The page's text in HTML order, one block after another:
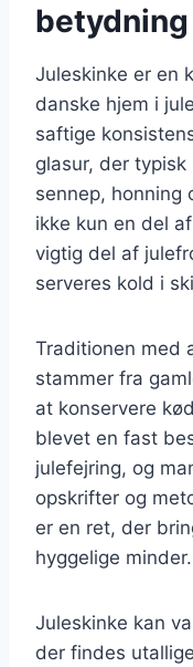
Juleskinke er en
danske hjem i
saftige
glasur, der
sennep, honning
ikke kun en del
vigtig del af
serveres kold i
Traditionen med
stammer fra
at konservere
blevet en fast
julefejring, og
opskrifter og
er en ret, der
hyggelige minder.
Juleskinke kan
der findes